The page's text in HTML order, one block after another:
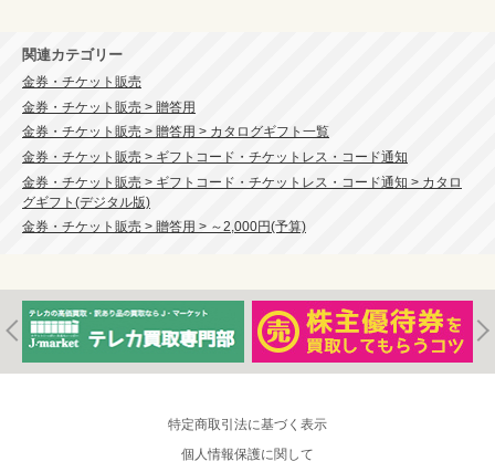
関連カテゴリー
金券・チケット販売
金券・チケット販売 > 贈答用
金券・チケット販売 > 贈答用 > カタログギフト一覧
金券・チケット販売 > ギフトコード・チケットレス・コード通知
金券・チケット販売 > ギフトコード・チケットレス・コード通知 > カタロ
グギフト(デジタル版)
金券・チケット販売 > 贈答用 > ～2,000円(予算)
特定商取引法に基づく表示
個人情報保護に関して